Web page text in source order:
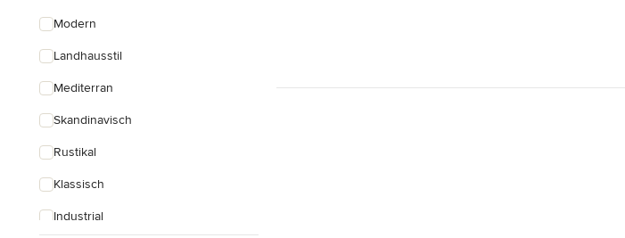
Modern
Landhausstil
Mediterran
Skandinavisch
Rustikal
Klassisch
Industrial